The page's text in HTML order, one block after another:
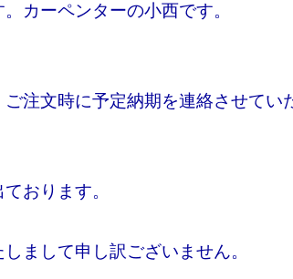
カーペンターの小西です。
注文時に予定納期を連絡させてい
おります。
まして申し訳ございません。